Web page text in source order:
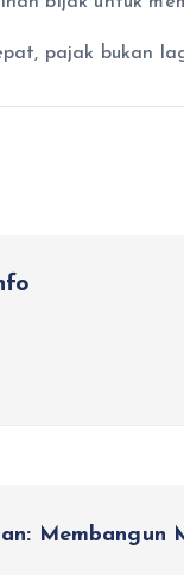
pajak bukan
Membangun